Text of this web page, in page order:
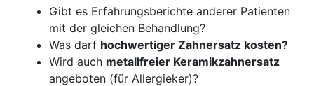
Gibt es Erfahrungsberichte anderer Patienten
mit der gleichen Behandlung?
Was darf hochwertiger Zahnersatz kosten?
Wird auch metallfreier Keramikzahnersatz
angeboten (für Allergieker)?